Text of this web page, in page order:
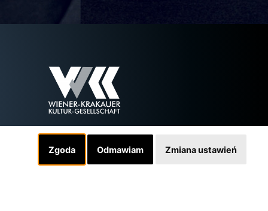
Zgoda Odmawiam Zmiana ustawień